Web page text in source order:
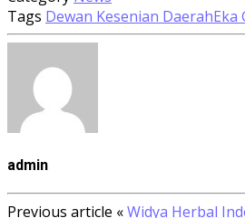
Tags Dewan Kesenian DaerahEka
admin
Previous article «Widya Herbal